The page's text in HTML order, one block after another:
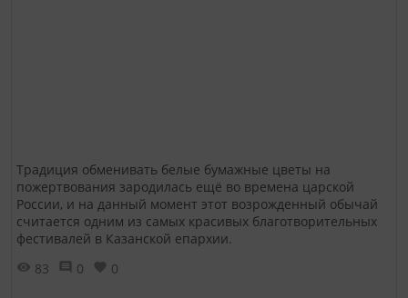
Традиция обменивать белые бумажные цветы на
пожертвования зародилась ещё во времена царской
России, и на данный момент этот возрожденный обычай
считается одним из самых красивых благотворительных
фестивалей в Казанской епархии.
83
0 0